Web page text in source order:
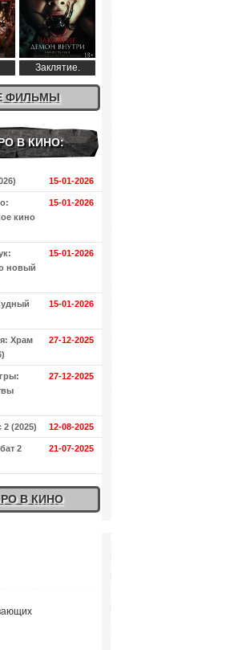
Заклятие.
Демон внутри
(2024)
ФИЛЬМЫ
В КИНО:
15-01-2026
кино
15-01-2026
новый
15-01-2026
15-01-2026
Храм
27-12-2025
27-12-2025
(2025) 12-08-2025
2
21-07-2025
В КИНО